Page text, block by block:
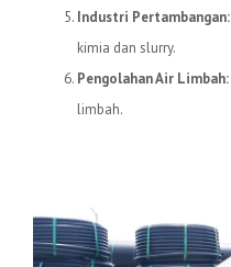
Industri Pertambangan:
kimia dan slurry.
Pengolahan Air Limbah:
limbah.